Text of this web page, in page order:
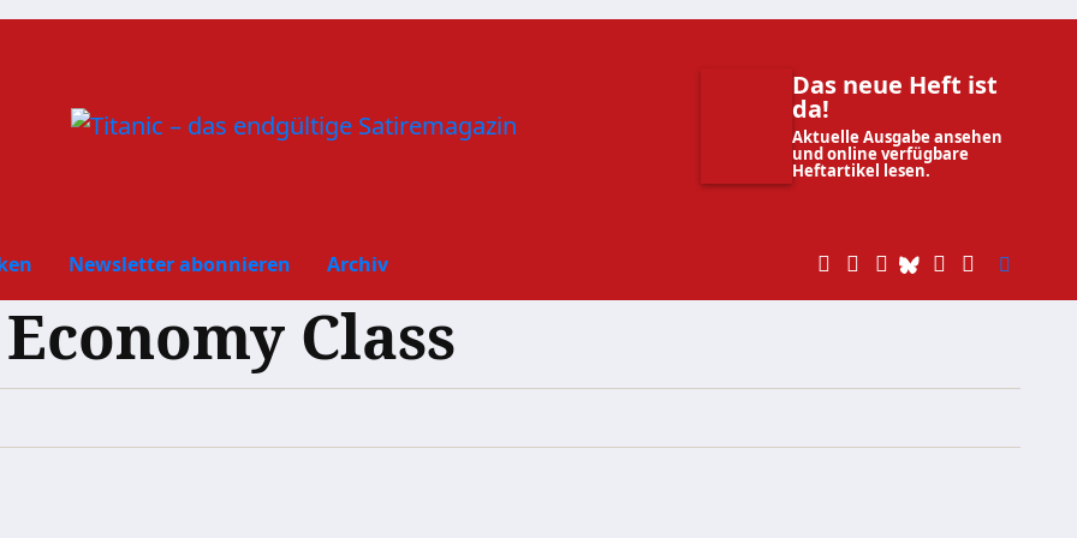
Das neue Heft ist
da!
Aktuelle Ausgabe ansehen
und online verfügbare
Heftartikel lesen.
Newsletter abonnieren Archiv
Class